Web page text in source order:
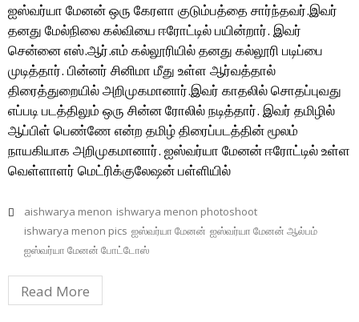
ஐஸ்வர்யா மேனன் ஒரு கேரளா குடும்பத்தை சார்ந்தவர்.இவர்
தனது மேல்நிலை கல்வியை ஈரோட்டில் பயின்றார். இவர்
சென்னை எஸ்.ஆர்.எம் கல்லூரியில் தனது கல்லூரி படிப்பை
முடித்தார். பின்னர் சினிமா மீது உள்ள ஆர்வத்தால்
திரைத்துறையில் அறிமுகமானார்.இவர் காதலில் சொதப்புவது
எப்படி படத்திலும் ஒரு சின்ன ரோலில் நடித்தார். இவர் தமிழில்
ஆப்பிள் பெண்ணே என்ற தமிழ் திரைப்படத்தின் மூலம்
நாயகியாக அறிமுகமானார். ஐஸ்வர்யா மேனன் ஈரோட்டில் உள்ள
வெள்ளாளர் மெட்ரிக்குலேஷன் பள்ளியில்
aishwarya menon ishwarya menon photoshoot
ishwarya menon pics ஐஸ்வர்யா மேனன் ஐஸ்வர்யா மேனன் ஆல்பம்
ஐஸ்வர்யா மேனன் போட்டோஸ்
Read More